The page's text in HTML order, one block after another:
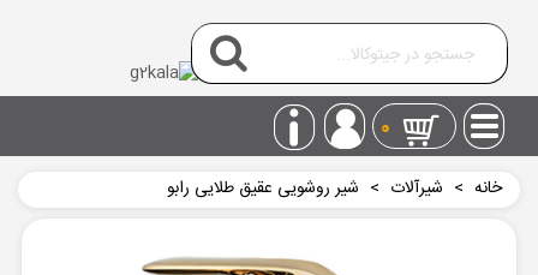
0
خانه > شیرآلات > شیر روشویی عقیق طلایی رابو